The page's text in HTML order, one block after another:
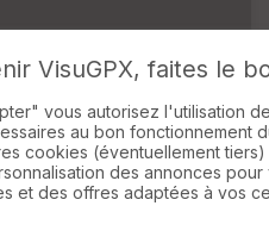
cm
VisuGPX, faites le
vous autorisez l'utilisation
au bon fonctionnement
cookies (éventuellement
des annonces pour
et des offres adaptées à vos